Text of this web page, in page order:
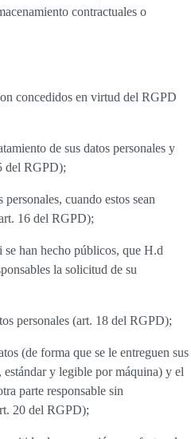
contractuales o
concedidos en virtud del RGPD
de sus datos personales y
del RGPD);
cuando estos sean
16 del RGPD);
se han hecho públicos, que H.d
la solicitud de su
personales (art. 18 del RGPD);
(de forma que se le entreguen sus
y legible por máquina) y el
parte responsable sin
20 del RGPD);